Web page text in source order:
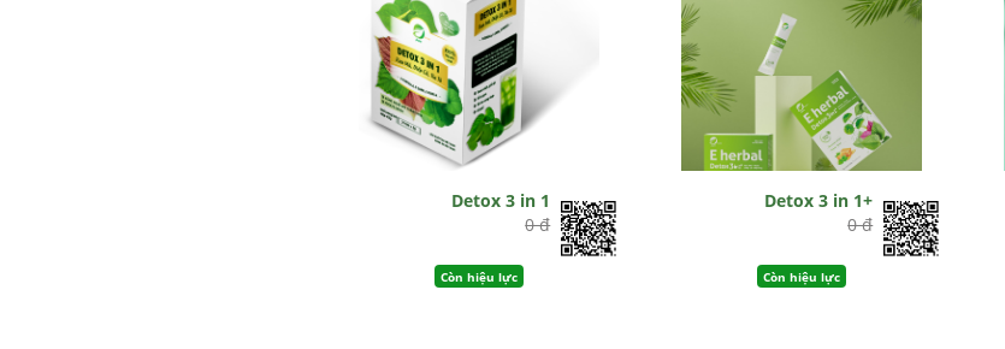
Detox 3 in 1
0 đ
Còn hiệu lực
Detox 3 in 1+
0 đ
Còn hiệu lực